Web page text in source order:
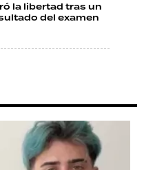
la libertad tras un
del examen